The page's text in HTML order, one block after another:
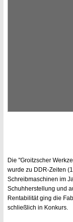
Die "Groitzscher
wurde zu DDR-Zeiten
Schreibmaschinen im
Schuhherstellung und
Rentabilität ging die
schließlich in Konkurs.